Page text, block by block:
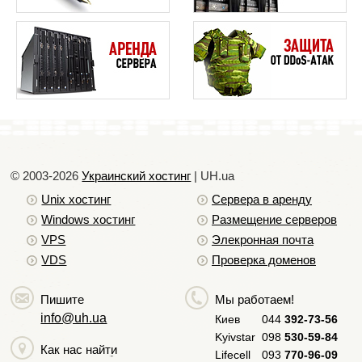
протокола, таких как SFTP или FTPS.
Для более детальной информации по настройкам
нужной Вам FTP-программы (FileZilla,
TotalCommander, FireFTP), выберите эту программу в
Загрузка сайта на хостинг
Настройка доступа (безопасность FTP)
Загрузка сайта через веб-интерфейс (файловый
менеджер DirectAdmin)
© 2003-2026Украинский хостинг | UH.ua
Unix хостинг
Windows хостинг
VPS
VDS
Сервера в аренду
Размещение серверов
Элекронная почта
Проверка доменов
Пишите
info@uh.ua
Как нас найти
Мы работаем!
Киев 044 392-73-56
Kyivstar 098 530-59-84
Lifecell
093 770-96-09